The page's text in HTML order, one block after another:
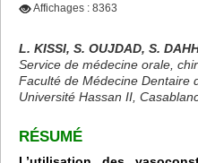
Affichages : 8363
L. KISSI, S. OUJDAD, S.
Service de médecine orale,
Faculté de Médecine Dentaire
Université Hassan II,
RÉSUMÉ